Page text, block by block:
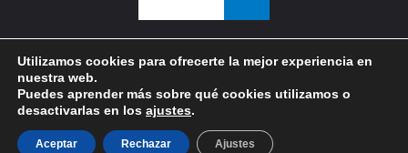
Thanks for visiting Madrid For Refugees!
Funciona conFluida
Utilizamos cookies para ofrecerte la mejor experiencia en
nuestra web.
Puedes aprender más sobre qué cookies utilizamos o
desactivarlas en los ajustes.
Aceptar Rechazar Ajustes